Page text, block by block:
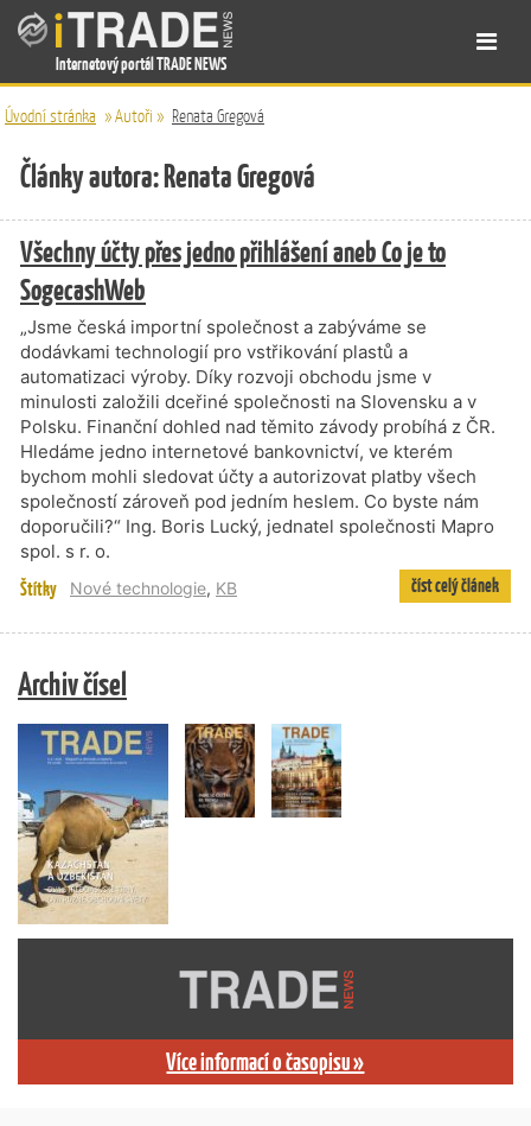
Internetový portál TRADE NEWS
Úvodní stránka »Autoři » Renata Gregová
Články autora: Renata Gregová
Všechny účty přes jedno přihlášení aneb Co je to
SogecashWeb
„Jsme česká importní společnost a zabýváme se
dodávkami technologií pro vstřikování plastů a
automatizaci výroby. Díky rozvoji obchodu jsme v
minulosti založili dceřiné společnosti na Slovensku a v
Polsku. Finanční dohled nad těmito závody probíhá z ČR.
Hledáme jedno internetové bankovnictví, ve kterém
bychom mohli sledovat účty a autorizovat platby všech
společností zároveň pod jedním heslem. Co byste nám
doporučili?“ Ing. Boris Lucký, jednatel společnosti Mapro
spol. s r. o.
Štítky Nové technologie, KB číst celý článek
Archiv čísel
Více informací o časopisu »